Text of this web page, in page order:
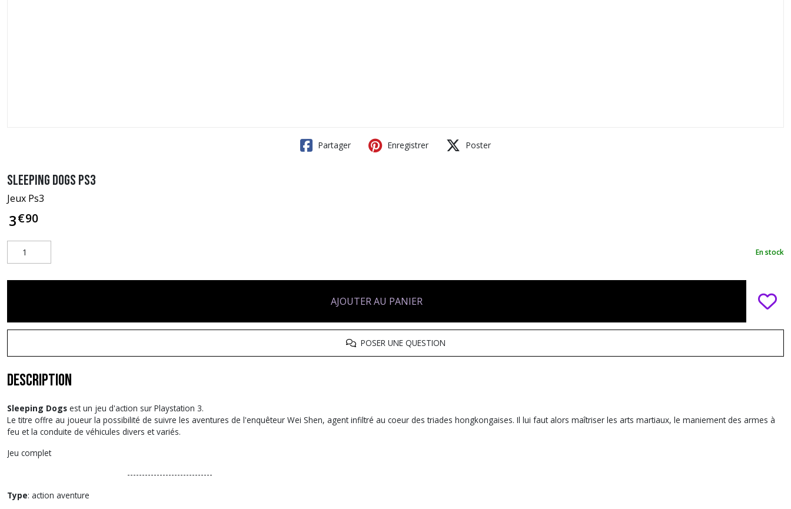
Partager Enregistrer Poster
Sleeping Dogs PS3
Jeux Ps3
3€90
En stock
AJOUTER AU PANIER
POSER UNE QUESTION
Description
Sleeping Dogs est un jeu d'action sur Playstation 3.
Le titre offre au joueur la possibilité de suivre les aventures de l'enquêteur Wei Shen, agent infiltré au coeur des triades hongkongaises. Il lui faut alors maîtriser les arts martiaux, le maniement des armes à
feu et la conduite de véhicules divers et variés.
Jeu complet
-----------------------------
Type: action aventure